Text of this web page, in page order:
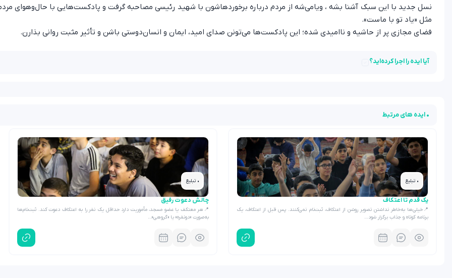
نسل جدید با این سبک آشنا بشه ، ویامی‌شه از مردم درباره برخوردهاشون با شهید رئیسی مصاحبه گرفت و پادکست‌هایی با حال‌وهوای
مثل «یاد تو با ماست».
فضای مجازی پر از حاشیه و ناامیدی شده؛ این پادکست‌ها می‌تونن صدای امید، ایمان و انسان‌دوستی باشن و تأثیر مثبت روانی بذارن.
آیا ایده را اجرا کرده‌اید؟
• ایده های مرتبط
• تبلیغ
یک قدم تا اعتکاف
📍خیلی‌ها به‌خاطر نداشتن تصویر روشن از اعتکاف، ثبت‌نام نمی‌کنند. پس قبل از اعتکاف، یک
برنامه کوتاه و جذاب برگزار شود…
• تبلیغ
چالش دعوت رفیق
📍هر معتکف یا عضو مسجد، مأموریت دارد حداقل یک نفر را به اعتکاف دعوت کند. ثبت‌نام‌ها
به‌صورت «دونفره» یا «گروهی»…